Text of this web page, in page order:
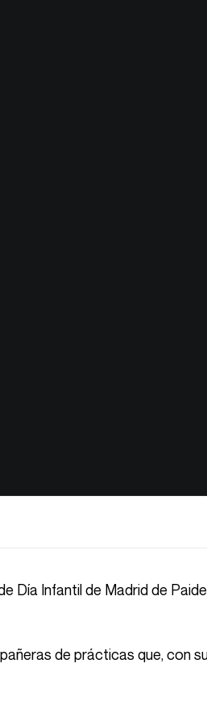
Día Infantil de Madrid de
de prácticas que, con